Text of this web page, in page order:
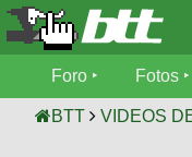
Foro
Foro
Fotos
Foro Fotos
BTT VIDEOS